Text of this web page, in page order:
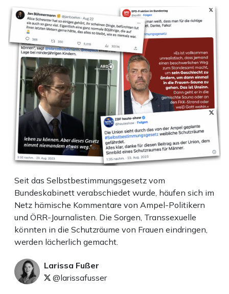
Seit das Selbstbestimmungsgesetz vom
Bundeskabinett verabschiedet wurde, häufen sich im
Netz hämische Kommentare von Ampel-Politikern
und ÖRR-Journalisten. Die Sorgen, Transsexuelle
könnten in die Schutzräume von Frauen eindringen,
werden lächerlich gemacht.
Larissa Fußer
@larissafusser